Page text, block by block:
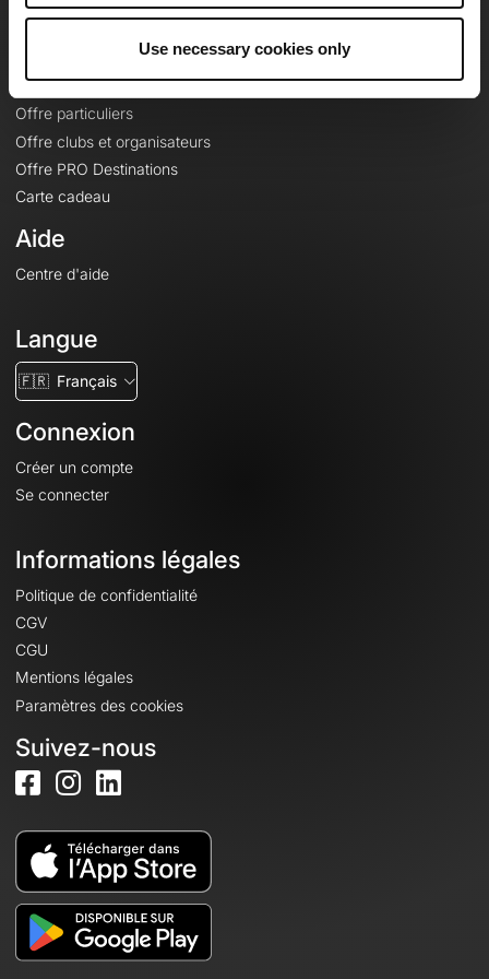
Use necessary cookies only
Offres
Fonds de cartes topographiques
Fonctionnalités
Offre particuliers
Offre clubs et organisateurs
Offre PRO Destinations
Carte cadeau
Aide
Centre d'aide
Langue
🇫🇷 Français
Connexion
Créer un compte
Se connecter
Informations légales
Politique de confidentialité
CGV
CGU
Mentions légales
Paramètres des cookies
Suivez-nous